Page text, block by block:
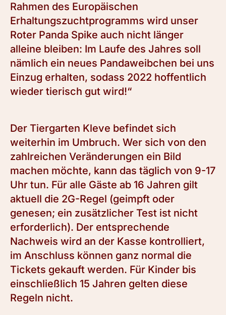
Rahmen des Europäischen
Erhaltungszuchtprogramms wird unser
Roter Panda Spike auch nicht länger
alleine bleiben: Im Laufe des Jahres soll
nämlich ein neues Pandaweibchen bei uns
Einzug erhalten, sodass 2022 hoffentlich
wieder tierisch gut wird!“
Der Tiergarten Kleve befindet sich
weiterhin im Umbruch. Wer sich von den
zahlreichen Veränderungen ein Bild
machen möchte, kann das täglich von 9-17
Uhr tun. Für alle Gäste ab 16 Jahren gilt
aktuell die 2G-Regel (geimpft oder
genesen; ein zusätzlicher Test ist nicht
erforderlich). Der entsprechende
Nachweis wird an der Kasse kontrolliert,
im Anschluss können ganz normal die
Tickets gekauft werden. Für Kinder bis
einschließlich 15 Jahren gelten diese
Regeln nicht.